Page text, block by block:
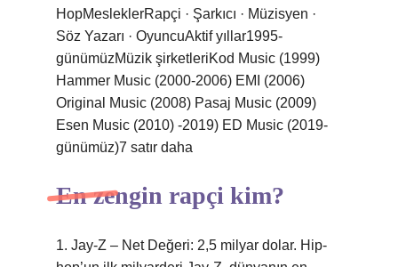
HopMesleklerRapçi · Şarkıcı · Müzisyen ·
Söz Yazarı · OyuncuAktif yıllar1995-
günümüzMüzik şirketleriKod Music (1999)
Hammer Music (2000-2006) EMI (2006)
Original Music (2008) Pasaj Music (2009)
Esen Music (2010) -2019) ED Music (2019-
günümüz)7 satır daha
En zengin rapçi kim?
1. Jay-Z – Net Değeri: 2,5 milyar dolar. Hip-